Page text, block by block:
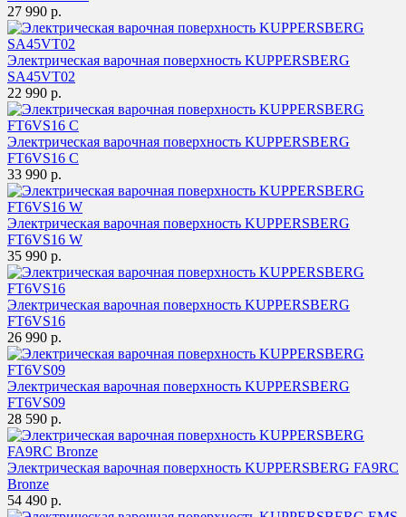
27 990 р.
Электрическая варочная поверхность KUPPERSBERG
SA45VT02
22 990 р.
Электрическая варочная поверхность KUPPERSBERG
FT6VS16 C
33 990 р.
Электрическая варочная поверхность KUPPERSBERG
FT6VS16 W
35 990 р.
Электрическая варочная поверхность KUPPERSBERG
FT6VS16
26 990 р.
Электрическая варочная поверхность KUPPERSBERG
FT6VS09
28 590 р.
Электрическая варочная поверхность KUPPERSBERG FA9RC
Bronze
54 490 р.